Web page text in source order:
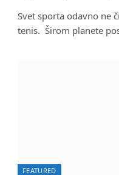
Svet sporta odavno ne
tenis. Širom planete
FEATURED